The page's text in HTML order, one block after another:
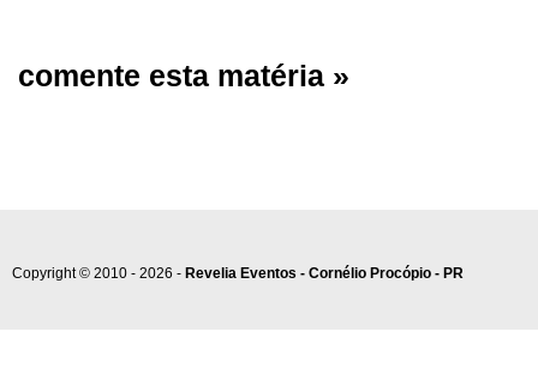
comente esta matéria »
Copyright © 2010 - 2026 - Revelia Eventos - Cornélio Procópio - PR